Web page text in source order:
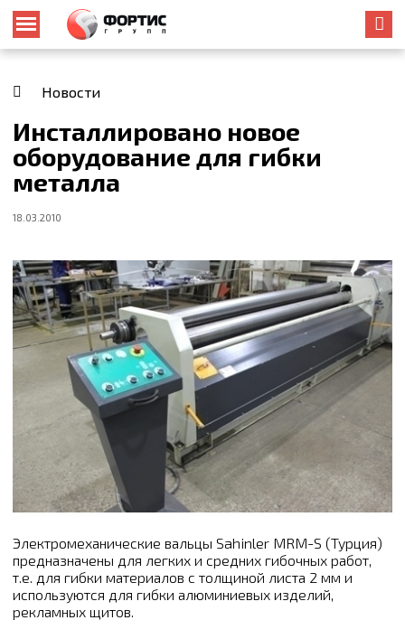
Новости
Инсталлировано новое
оборудование для гибки
металла
18.03.2010
Электромеханические вальцы Sahinler MRM-S (Турция)
предназначены для легких и средних гибочных работ,
т.е. для гибки материалов с толщиной листа 2 мм и
используются для гибки алюминиевых изделий,
рекламных щитов.